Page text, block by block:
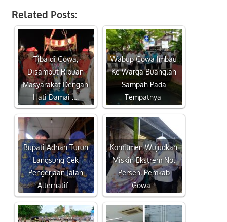
Related Posts:
Tiba di Gowa,
Disambut Ribuan
Masyarakat Dengan
Hati Damai :…
Wabup Gowa Imbau
Ke Warga Buanglah
Sampah Pada
Tempatnya
Bupati Adnan Turun
Langsung Cek
Pengerjaan Jalan
Alternatif…
Komitmen Wujudkan
Miskin Ekstrem Nol
Persen, Pemkab
Gowa…